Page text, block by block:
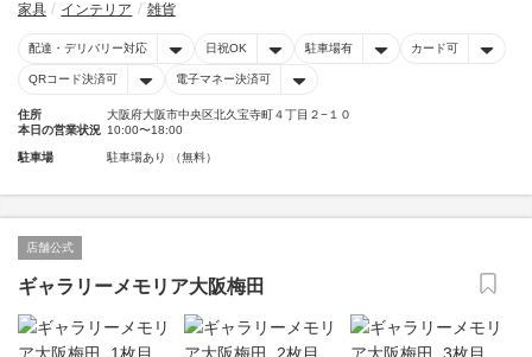
家具 インテリア 雑貨
配達・デリバリー対応 日祝OK 駐車場有 カード可
QRコード決済可 電子マネー決済可
住所
大阪府大阪市中央区北久宝寺町４丁目２−１０
本日の営業状況 10:00〜18:00
駐車場 駐車場あり （無料）
店舗公式
ギャラリーメモリア大阪梅田